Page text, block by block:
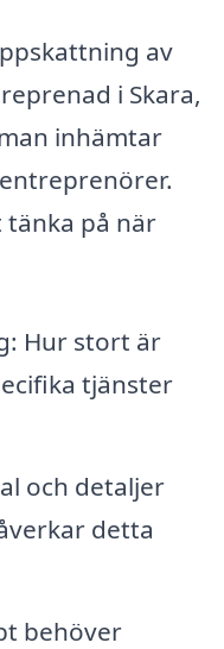
av
i Skara,
inhämtar
på när
Hur stort är
tjänster
och detaljer
detta
behöver